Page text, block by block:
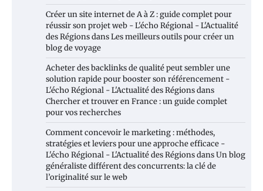
Créer un site internet de A à Z : guide complet pour
réussir son projet web - L'écho Régional - L'Actualité
des RégionsdansLes meilleurs outils pour créer un
blog de voyage
Acheter des backlinks de qualité peut sembler une
solution rapide pour booster son référencement -
L'écho Régional - L'Actualité des Régionsdans
Chercher et trouver en France : un guide complet
pour vos recherches
Comment concevoir le marketing : méthodes,
stratégies et leviers pour une approche efficace -
L'écho Régional - L'Actualité des RégionsdansUn blog
généraliste différent des concurrents: la clé de
l’originalité sur le web